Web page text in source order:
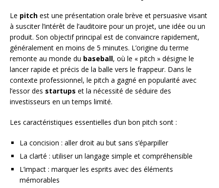
Le pitch est une présentation orale brève et persuasive visant
à susciter l’intérêt de l’auditoire pour un projet, une idée ou un
produit. Son objectif principal est de convaincre rapidement,
généralement en moins de 5 minutes. L’origine du terme
remonte au monde du baseball, où le « pitch » désigne le
lancer rapide et précis de la balle vers le frappeur. Dans le
contexte professionnel, le pitch a gagné en popularité avec
l’essor des startups et la nécessité de séduire des
investisseurs en un temps limité.
Les caractéristiques essentielles d’un bon pitch sont :
La concision : aller droit au but sans s’éparpiller
La clarté : utiliser un langage simple et compréhensible
L’impact : marquer les esprits avec des éléments
mémorables